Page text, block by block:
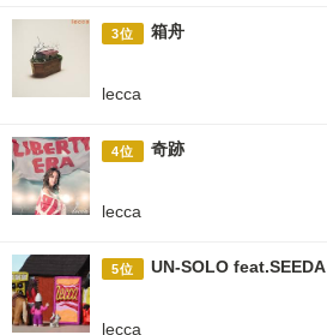
3位 箱舟
lecca
4位 奇跡
lecca
5位 UN-SOLO feat.SEEDA
lecca